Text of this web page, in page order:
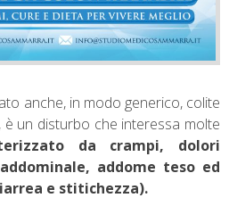
anche, in modo generico, colite
un disturbo che interessa molte
da crampi, dolori
addome teso ed
e stitichezza).